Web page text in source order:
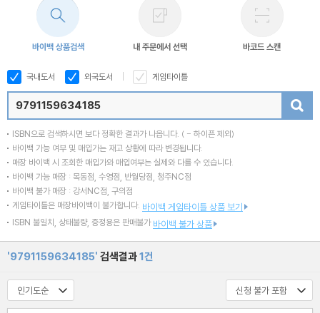
바이백 상품검색 내 주문에서 선택 바코드 스캔
국내도서 외국도서 게임타이틀
ISBN으로 검색하시면 보다 정확한 결과가 나옵니다. ( - 하이픈 제외)
바이백 가능 여부 및 매입가는 재고 상황에 따라 변경됩니다.
매장 바이백 시 조회한 매입가와 매입여부는 실제와 다를 수 있습니다.
바이백 가능 매장 : 목동점, 수영점, 반월당점, 청주NC점
바이백 불가 매장 : 강서NC점, 구의점
게임타이틀은 매장바이백이 불가합니다. 바이백 게임타이틀 상품 보기
ISBN 불일치, 상태불량, 증정용은 판매불가 바이백 불가 상품
'9791159634185' 검색결과1건